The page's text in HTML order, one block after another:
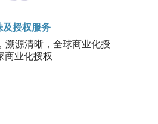
及授权服务
溯源清晰，全球商业化授
商业化授权